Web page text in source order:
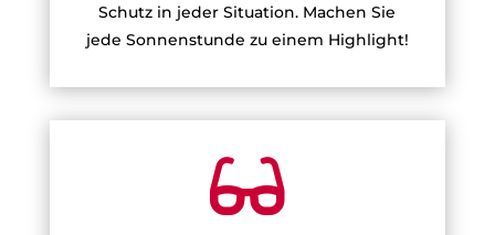
Schutz in jeder Situation. Machen Sie
jede Sonnenstunde zu einem Highlight!
